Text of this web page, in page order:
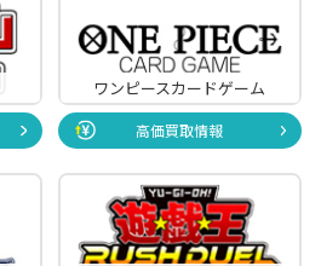
ワンピースカードゲーム
高価買取情報